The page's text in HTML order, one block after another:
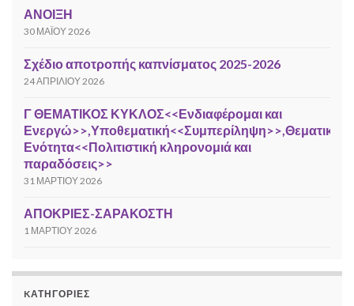
ΑΝΟΙΞΗ
30 ΜΑΪ́ΟΥ 2026
Σχέδιο αποτροπής καπνίσματος 2025-2026
24 ΑΠΡΙΛΊΟΥ 2026
Γ ΘΕΜΑΤΙΚΟΣ ΚΥΚΛΟΣ<<Ενδιαφέρομαι και
Ενεργώ>>,Υποθεματική<<Συμπερίληψη>>,Θεματική
Ενότητα<<Πολιτιστική κληρονομιά και
παραδόσεις>>
31 ΜΑΡΤΊΟΥ 2026
ΑΠΟΚΡΙΕΣ-ΣΑΡΑΚΟΣΤΗ
1 ΜΑΡΤΊΟΥ 2026
KΑΤΗΓΟΡΊΕΣ